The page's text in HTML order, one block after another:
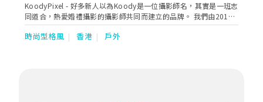
KoodyPixel - 好多新人以為Koody是一位攝影師名，其實是一班志
同道合，熱愛婚禮攝影的攝影師共同而建立的品牌。 我們由2017
年成立，至今拍攝過千場婚紗及婚禮，由建立開始一直都堅持:「時
刻保持歡樂，為新人記錄歡笑與淚水。」 我們更榮幸地連續五年獲
時尚型格風 香港 戶外